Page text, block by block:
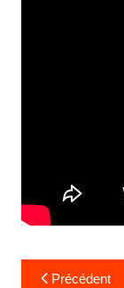
Précédent